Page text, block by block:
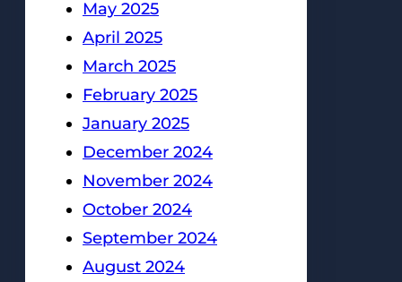
May 2025
April 2025
March 2025
February 2025
January 2025
December 2024
November 2024
October 2024
September 2024
August 2024